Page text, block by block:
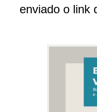
enviado o link